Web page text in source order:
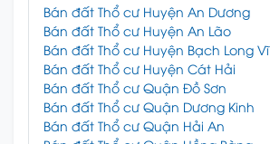
Bán đất Thổ cư Huyện An Dương
Bán đất Thổ cư Huyện An Lão
Bán đất Thổ cư Huyện Bạch Long Vĩ
Bán đất Thổ cư Huyện Cát Hải
Bán đất Thổ cư Quận Đồ Sơn
Bán đất Thổ cư Quận Dương Kinh
Bán đất Thổ cư Quận Hải An